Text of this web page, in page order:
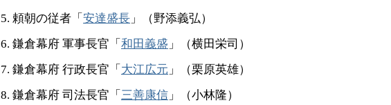
5. 頼朝の従者「 安達盛長 」（野添義弘）
6. 鎌倉幕府 軍事長官「 和田義盛 」（横田栄司）
7. 鎌倉幕府 行政長官「 大江広元 」（栗原英雄）
8. 鎌倉幕府 司法長官「 三善康信 」（小林隆）